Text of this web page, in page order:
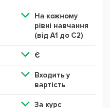
На кожному
рівні навчання
(від А1 до С2)
Є
Входить у
вартість
За курс